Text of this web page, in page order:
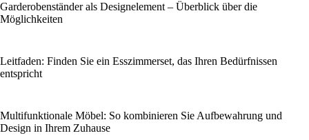
Garderobenständer als Designelement – Überblick über die
Möglichkeiten
Leitfaden: Finden Sie ein Esszimmerset, das Ihren Bedürfnissen
entspricht
Multifunktionale Möbel: So kombinieren Sie Aufbewahrung und
Design in Ihrem Zuhause